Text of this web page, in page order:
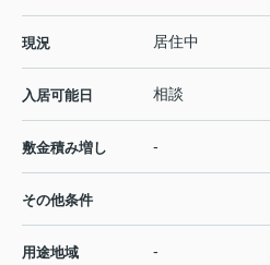
現況 居住中
入居可能日 相談
敷金積み増し -
その他条件
用途地域 -